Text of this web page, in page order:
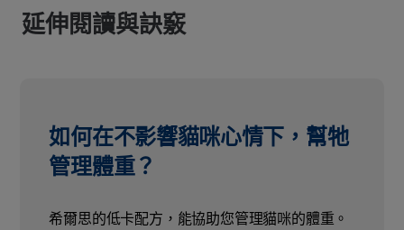
延伸閱讀與訣竅
如何在不影響貓咪心情下，幫牠
管理體重？
希爾思的低卡配方，能協助您管理貓咪的體重。